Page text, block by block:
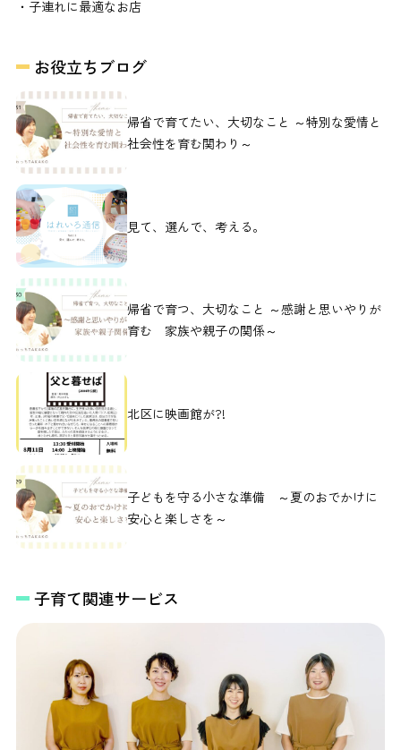
・子連れに最適なお店
お役立ちブログ
帰省で育てたい、大切なこと ～特別な愛情と
社会性を育む関わり～
見て、選んで、考える。
帰省で育つ、大切なこと ～感謝と思いやりが
育む 家族や親子の関係～
北区に映画館が?!
子どもを守る小さな準備 ～夏のおでかけに
安心と楽しさを～
子育て関連サービス